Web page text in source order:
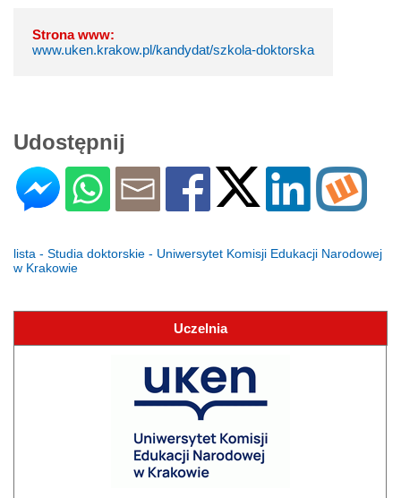
Strona www:
www.uken.krakow.pl/kandydat/szkola-doktorska
Udostępnij
lista - Studia doktorskie - Uniwersytet Komisji Edukacji Narodowej
w Krakowie
Uczelnia